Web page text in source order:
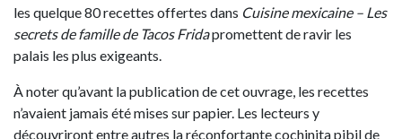
les quelque 80 recettes offertes dans Cuisine mexicaine – Les
secrets de famille de Tacos Fridapromettent de ravir les
palais les plus exigeants.
À noter qu’avant la publication de cet ouvrage, les recettes
n’avaient jamais été mises sur papier. Les lecteurs y
découvriront entre autres la réconfortante cochinita pibil de